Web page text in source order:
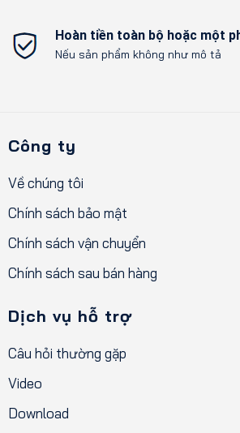
Hoàn tiền toàn bộ hoặc một
Nếu sản phẩm không như mô tả
Công ty
Về chúng tôi
Chính sách bảo mật
Chính sách vận chuyển
Chính sách sau bán hàng
Dịch vụ hỗ trợ
Câu hỏi thường gặp
Video
Download